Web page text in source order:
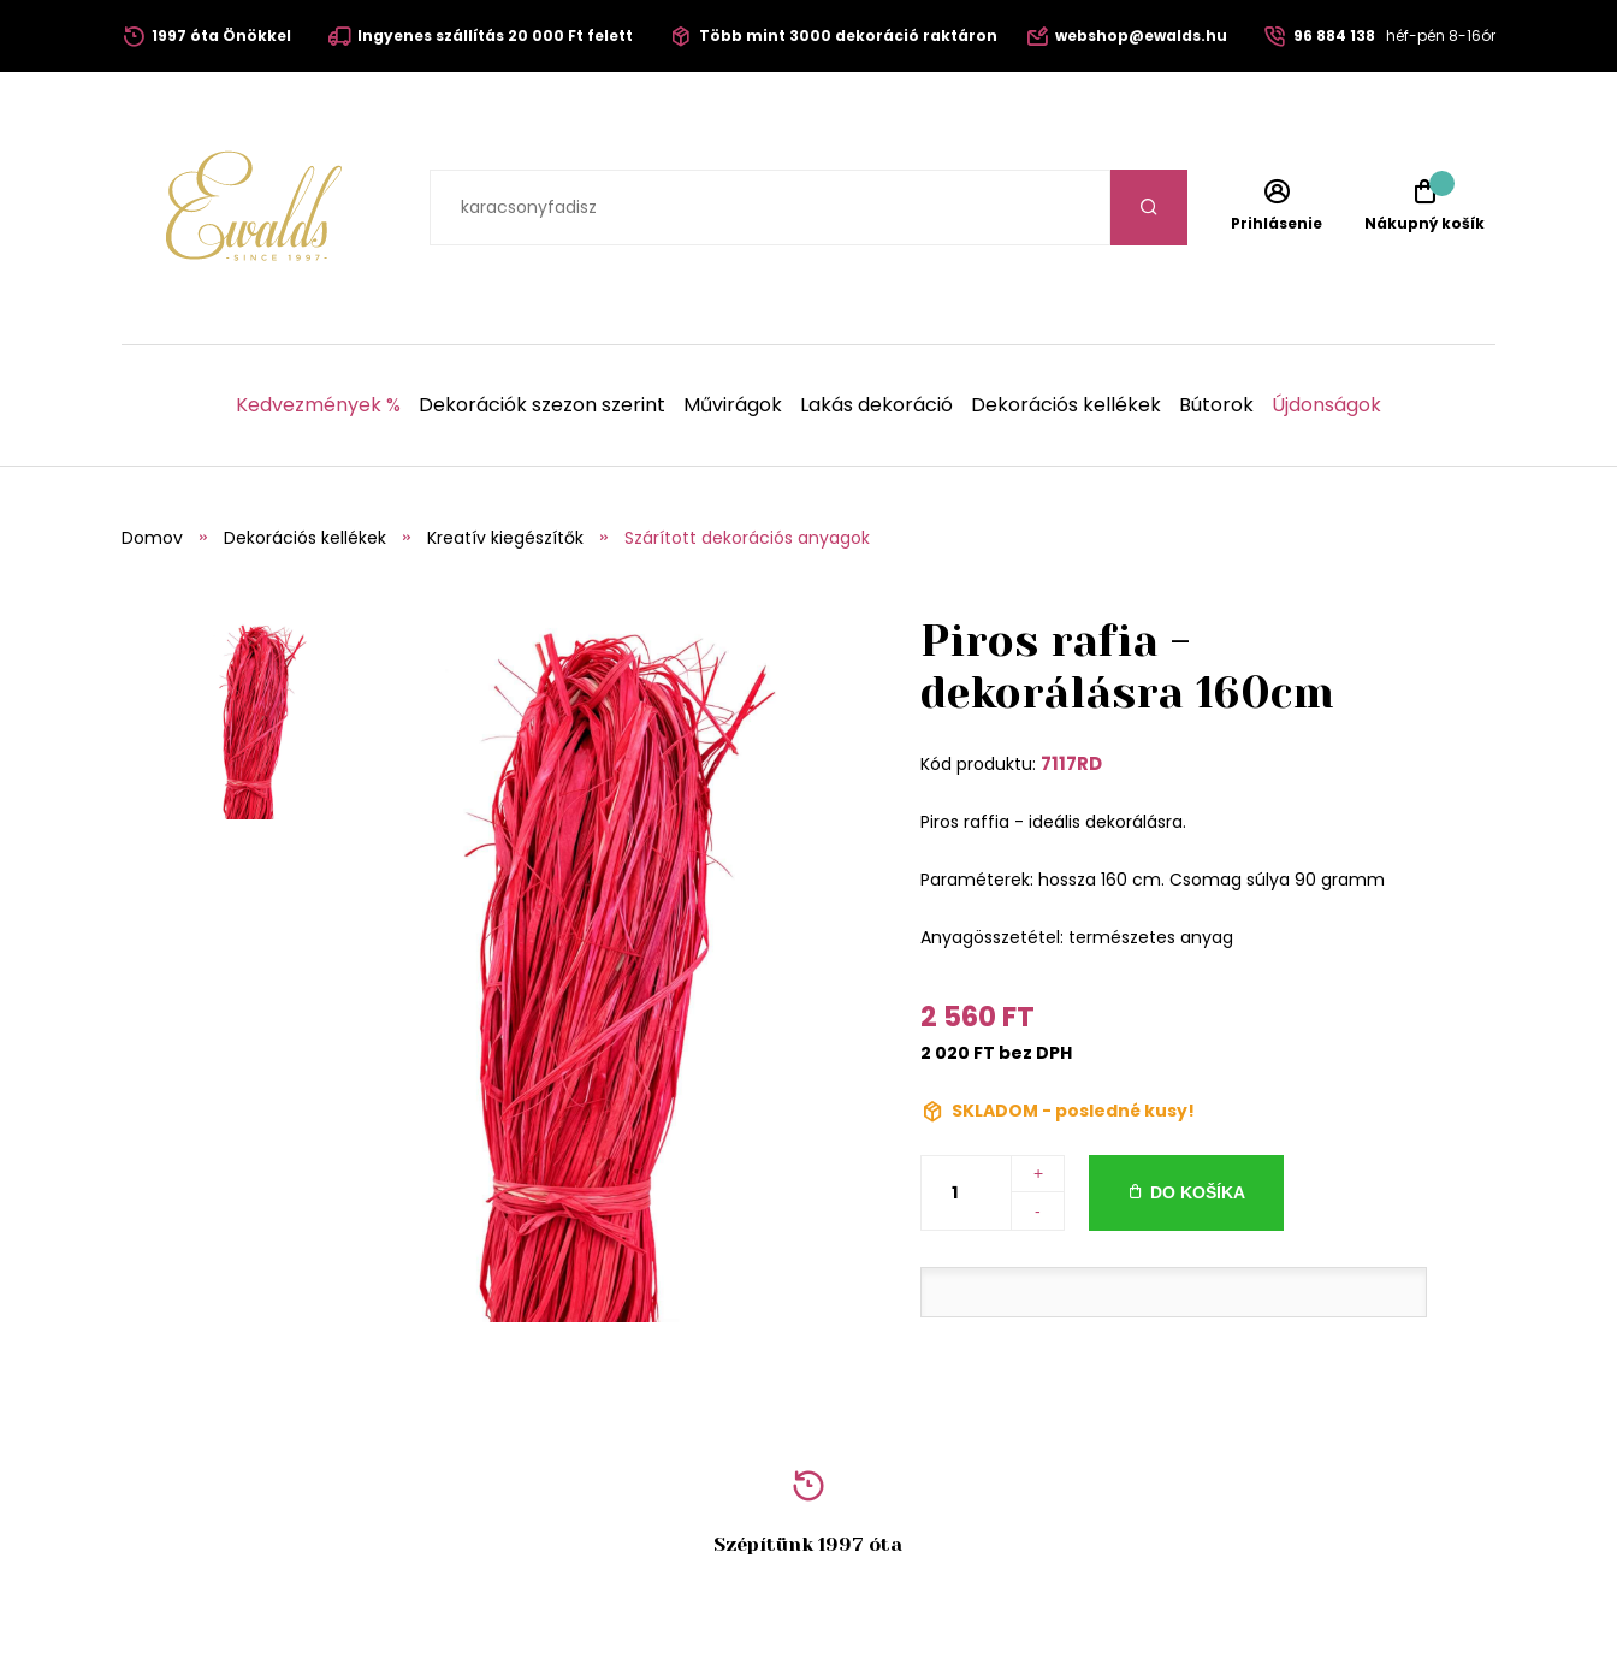
1997 óta Önökkel Ingyenes szállítás 20 000 Ft felett Több mint 3000 dekoráció raktáron webshop@ewalds.hu 96 884 138 héf-pén 8-16ór
Prihlásenie Nákupný košík
Kedvezmények % Dekorációk szezon szerint Művirágok Lakás dekoráció Dekorációs kellékek Bútorok Újdonságok
Domov Dekorációs kellékek Kreatív kiegészítők Szárított dekorációs anyagok
Piros rafia -
dekorálásra 160cm
Kód produktu: 7117RD
Piros raffia - ideális dekorálásra.
Paraméterek: hossza 160 cm. Csomag súlya 90 gramm
Anyagösszetétel: természetes anyag
2 560 FT
2 020 FT bez DPH
SKLADOM - posledné kusy!
+
-
DO KOŠÍKA
Szépítünk 1997 óta